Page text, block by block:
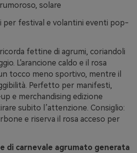
solare
per festival e volantini eventi pop-
fettine di agrumi, coriandoli
L'arancione caldo e il rosa
tocco meno sportivo, mentre il
Perfetto per manifesti,
e merchandising edizione
subito l’attenzione. Consiglio:
e riserva il rosa acceso per
di carnevale agrumato generata